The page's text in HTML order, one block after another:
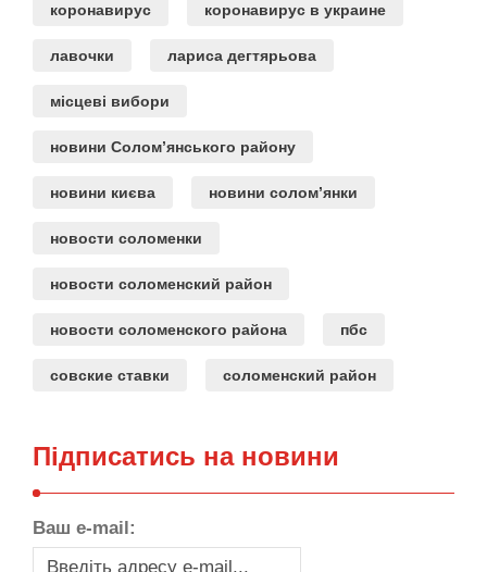
коронавирус коронавирус в украине
лавочки лариса дегтярьова
місцеві вибори
новини Солом’янського району
новини києва новини солом’янки
новости соломенки
новости соломенский район
новости соломенского района пбс
совские ставки соломенский район
Підписатись на новини
Ваш e-mail: